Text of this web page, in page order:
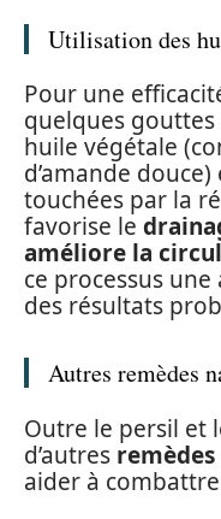
Utilisation des
Pour une
quelques gouttes
huile végétale
d’amande
touchées par la
favorise le
améliore la
ce processus
des résultats
Autres remèdes
Outre le persil et
d’autres
aider à